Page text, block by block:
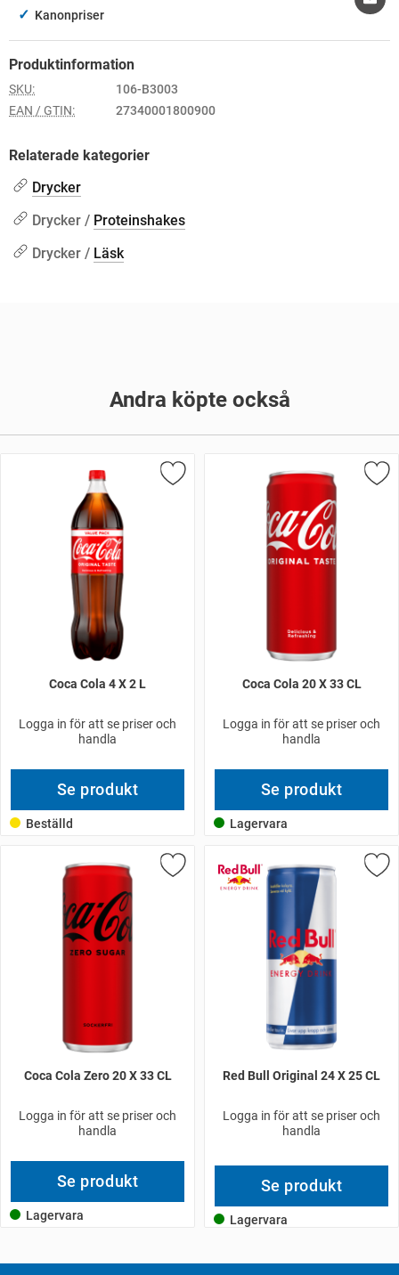
✓ Kanonpriser
Produktinformation
SKU:
106-B3003
EAN / GTIN:
27340001800900
Relaterade kategorier
Drycker
Drycker / Proteinshakes
Drycker / Läsk
Andra köpte också
Coca Cola 4 X 2 L
Logga in för att se priser och
handla
Se produkt
Beställd
Coca Cola 20 X 33 CL
Logga in för att se priser och
handla
Se produkt
Lagervara
Coca Cola Zero 20 X 33 CL
Logga in för att se priser och
handla
Se produkt
Lagervara
Red Bull Original 24 X 25 CL
Logga in för att se priser och
handla
Se produkt
Lagervara